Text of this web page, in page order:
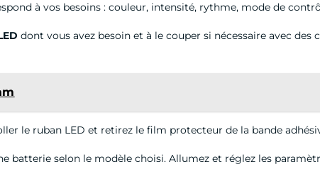
à vos besoins : couleur, intensité, rythme, mode de
dont vous avez besoin et à le couper si nécessaire avec
le ruban LED et retirez le film protecteur de la bande
batterie selon le modèle choisi. Allumez et réglez les